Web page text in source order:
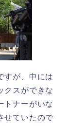
すが、中には
クスができな
トナーがいな
せていたので